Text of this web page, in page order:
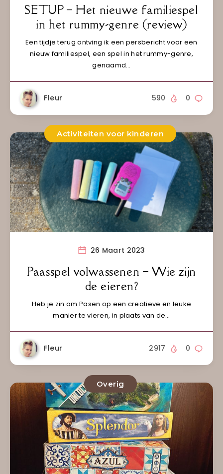
SETUP – Het nieuwe familiespel
in het rummy-genre (review)
Een tijdje terug ontving ik een persbericht voor een
nieuw familiespel, een spel in het rummy-genre,
genaamd…
Fleur 0
590
Activiteiten voor kinderen
26 Maart 2023
Paasspel volwassenen – Wie zijn
de eieren?
Heb je zin om Pasen op een creatieve en leuke
manier te vieren, in plaats van de…
Fleur 0
2917
Overig